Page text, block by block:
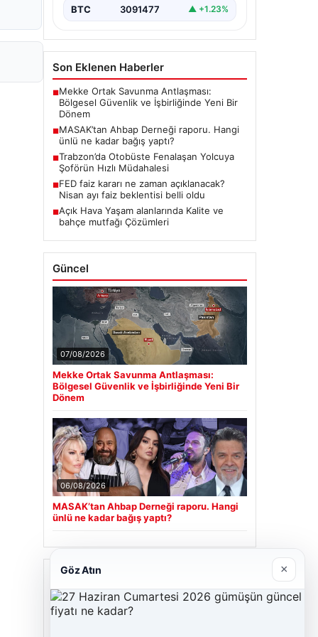
BTC 3091477 ▲ +1.23%
Son Eklenen Haberler
■Mekke Ortak Savunma Antlaşması:
Bölgesel Güvenlik ve İşbirliğinde Yeni Bir
Dönem
■MASAK’tan Ahbap Derneği raporu. Hangi
ünlü ne kadar bağış yaptı?
■Trabzon’da Otobüste Fenalaşan Yolcuya
Şoförün Hızlı Müdahalesi
■FED faiz kararı ne zaman açıklanacak?
Nisan ayı faiz beklentisi belli oldu
■Açık Hava Yaşam alanlarında Kalite ve
bahçe mutfağı Çözümleri
Güncel
07/08/2026
Mekke Ortak Savunma Antlaşması:
Bölgesel Güvenlik ve İşbirliğinde Yeni Bir
Dönem
06/08/2026
MASAK’tan Ahbap Derneği raporu. Hangi
ünlü ne kadar bağış yaptı?
Son Eklenen Firmalar
Cengiz Sigorta
Göz Atın ×